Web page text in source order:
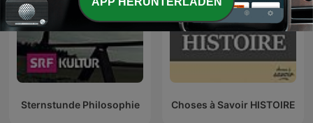
Sternstunde Philosophie Choses à Savoir HISTOIRE